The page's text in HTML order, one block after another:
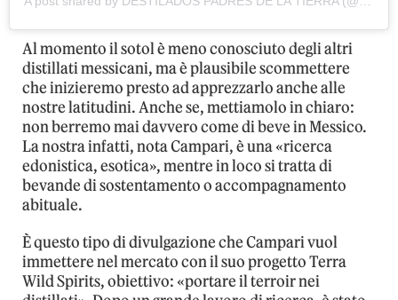
Al momento il sotol è meno conosciuto degli altri
distillati messicani, ma è plausibile scommettere
che inizieremo presto ad apprezzarlo anche alle
nostre latitudini. Anche se, mettiamolo in chiaro:
non berremo mai davvero come di beve in Messico.
La nostra infatti, nota Campari, è una «ricerca
edonistica, esotica», mentre in loco si tratta di
bevande di sostentamento o accompagnamento
abituale.
È questo tipo di divulgazione che Campari vuol
immettere nel mercato con il suo progetto Terra
Wild Spirits, obiettivo: «portare il terroir nei